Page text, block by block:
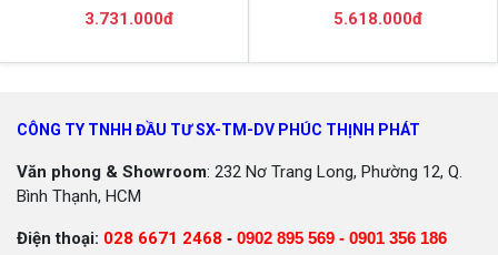
3.731.000đ 5.618.000đ
CÔNG TY TNHH ĐẦU TƯ SX-TM-DV PHÚC THỊNH PHÁT
Văn phong & Showroom: 232 Nơ Trang Long, Phường 12, Q.
Bình Thạnh, HCM
Điện thoại: 028 6671 2468 - 0902 895 569 - 0901 356 186